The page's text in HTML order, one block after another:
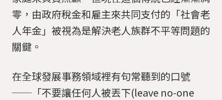
零，由政府稅金和雇主來共同支付的「社會老
人年金」被視為是解決老人族群不平等問題的
關鍵。
在全球發展事務領域裡有句常聽到的口號
──「不要讓任何人被丟下(leave no-one